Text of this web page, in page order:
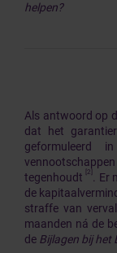
helpen?
Als antwoord op
dat het
geformuleerd
tegenhoudt
[2]
.
de
straffe van
maanden ná de
de Bijlagen bij het